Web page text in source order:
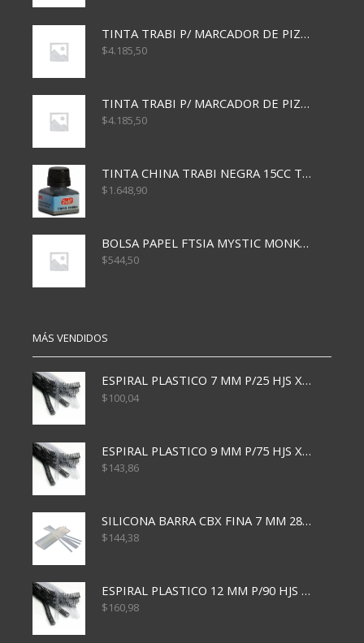
TINTA TRABI P/ MARCADOR DE PIZARRA x30ml AZUL
$4.185,50
TINTA TRABI P/ MARCADOR DE PIZARRA x30ml ROJO
$4.185,50
TINTA CHINA TRABI NEGRA 15CC TR3460
$1.648,90
BOLSA PAPEL FTSIA MYSTIC MONKEY 14/08/20
$544,50
MÁS VENDIDOS
ESPIRAL PLASTICO 7 MM P/25 HJS X50x3000
$100,04
ESPIRAL PLASTICO 9 MM P/75 HJS X50X2400
$143,86
SILICONA BARRA CBX FINA 7 MM 28 CM
$144,38
ESPIRAL PLASTICO 12 MM P/90 HJS X50X1500
$160,98